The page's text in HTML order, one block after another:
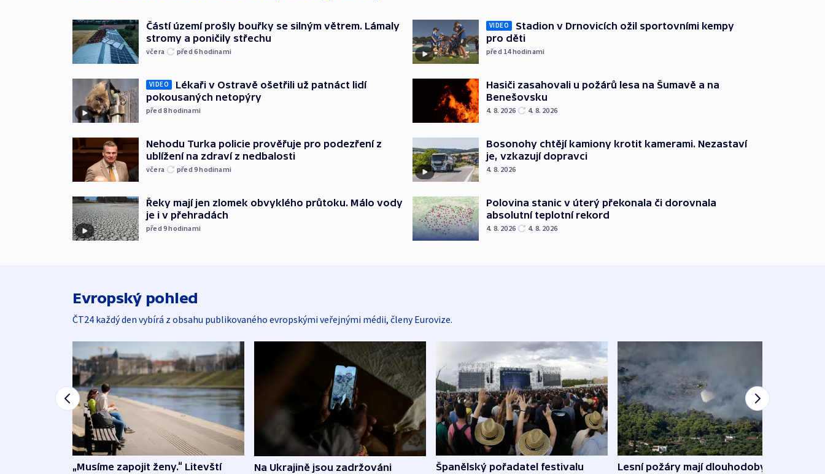
Částí území prošly bouřky se silným větrem. Lámaly
stromy a poničily střechu
včera před 6hodinami
VIDEO
Lékaři v Ostravě ošetřili už patnáct lidí
pokousaných netopýry
před 8hodinami
Nehodu Turka policie prověřuje pro podezření z
ublížení na zdraví z nedbalosti
včera před 9hodinami
Řeky mají jen zlomek obvyklého průtoku. Málo vody
je i v přehradách
před 9hodinami
VIDEO
Stadion v Drnovicích ožil sportovními kempy
pro děti
před 14hodinami
Hasiči zasahovali u požárů lesa na Šumavě a na
Benešovsku
4. 8. 2026 4. 8. 2026
Bosonohy chtějí kamiony krotit kamerami. Nezastaví
je, vzkazují dopravci
4. 8. 2026
Polovina stanic v úterý překonala či dorovnala
absolutní teplotní rekord
4. 8. 2026 4. 8. 2026
Evropský pohled
ČT24 každý den vybírá z obsahu publikovaného evropskými veřejnými médii, členy Eurovize.
„Musíme zapojit ženy.“ Litevští
Na Ukrajině jsou zadržováni
Španělský pořadatel festivalu
Lesní požáry mají dlouhodobý